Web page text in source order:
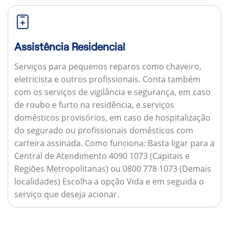
Assistência Residencial
Serviços para pequenos reparos como chaveiro,
eletricista e outros profissionais. Conta também
com os serviços de vigilância e segurança, em caso
de roubo e furto na residência, e serviços
domésticos provisórios, em caso de hospitalização
do segurado ou profissionais domésticos com
carteira assinada. Como funciona: Basta ligar para a
Central de Atendimento 4090 1073 (Capitais e
Regiões Metropolitanas) ou 0800 778 1073 (Demais
localidades) Escolha a opção Vida e em seguida o
serviço que deseja acionar.